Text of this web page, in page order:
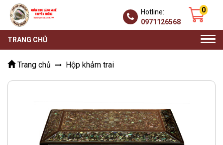
0
Hotline:
0971126568
TRANG CHỦ
Trang chủ Hộp khảm trai